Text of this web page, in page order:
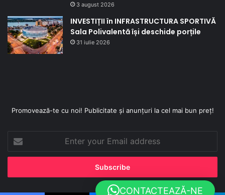
3 august 2026
INVESTIȚII în INFRASTRUCTURA SPORTIVĂ
Sala Polivalentă își deschide porțile
31 iulie 2026
Promovează-te cu noi! Publicitate și anunțuri la cel mai bun preț!
your
Email
CONTACTEAZĂ-NE